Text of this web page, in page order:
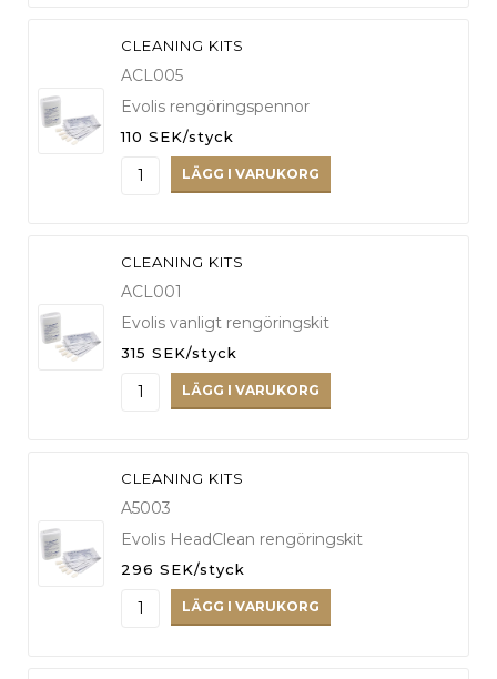
CLEANING KITS
ACL005
Evolis rengöringspennor
110 SEK/styck
LÄGG I VARUKORG
CLEANING KITS
ACL001
Evolis vanligt rengöringskit
315 SEK/styck
LÄGG I VARUKORG
CLEANING KITS
A5003
Evolis HeadClean rengöringskit
296 SEK/styck
LÄGG I VARUKORG